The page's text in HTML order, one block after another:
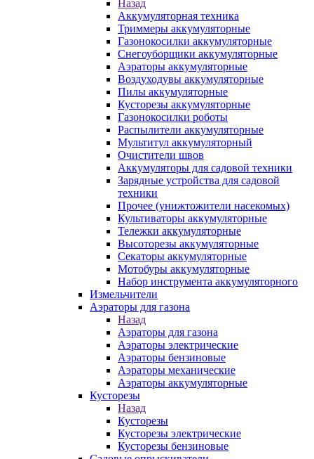
Назад
Аккумуляторная техника
Триммеры аккумуляторные
Газонокосилки аккумуляторные
Снегоуборщики аккумуляторные
Аэраторы аккумуляторные
Воздуходувы аккумуляторные
Пилы аккумуляторные
Кусторезы аккумуляторные
Газонокосилки роботы
Распылители аккумуляторные
Мультитул аккумуляторный
Очистители швов
Аккумуляторы для садовой техники
Зарядные устройства для садовой
техники
Прочее (унижтожители насекомых)
Культиваторы аккумуляторные
Тележки аккумуляторные
Высоторезы аккумуляторные
Секаторы аккумуляторные
Мотобуры аккумуляторные
Набор инструмента аккумуляторного
Измельчители
Аэраторы для газона
Назад
Аэраторы для газона
Аэраторы электрические
Аэраторы бензиновые
Аэраторы механические
Аэраторы аккумуляторные
Кусторезы
Назад
Кусторезы
Кусторезы электрические
Кусторезы бензиновые